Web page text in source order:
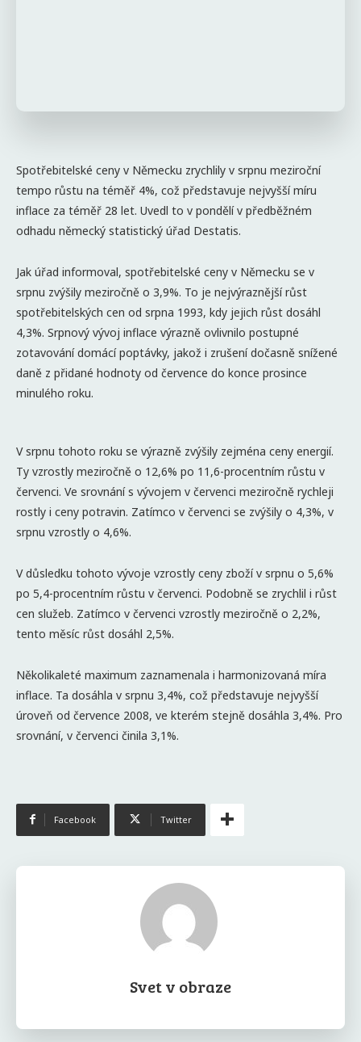
Spotřebitelské ceny v Německu zrychlily v srpnu meziroční
tempo růstu na téměř 4%, což představuje nejvyšší míru
inflace za téměř 28 let. Uvedl to v pondělí v předběžném
odhadu německý statistický úřad Destatis.
Jak úřad informoval, spotřebitelské ceny v Německu se v
srpnu zvýšily meziročně o 3,9%. To je nejvýraznější růst
spotřebitelských cen od srpna 1993, kdy jejich růst dosáhl
4,3%. Srpnový vývoj inflace výrazně ovlivnilo postupné
zotavování domácí poptávky, jakož i zrušení dočasně snížené
daně z přidané hodnoty od července do konce prosince
minulého roku.
V srpnu tohoto roku se výrazně zvýšily zejména ceny energií.
Ty vzrostly meziročně o 12,6% po 11,6-procentním růstu v
červenci. Ve srovnání s vývojem v červenci meziročně rychleji
rostly i ceny potravin. Zatímco v červenci se zvýšily o 4,3%, v
srpnu vzrostly o 4,6%.
V důsledku tohoto vývoje vzrostly ceny zboží v srpnu o 5,6%
po 5,4-procentním růstu v červenci. Podobně se zrychlil i růst
cen služeb. Zatímco v červenci vzrostly meziročně o 2,2%,
tento měsíc růst dosáhl 2,5%.
Několikaleté maximum zaznamenala i harmonizovaná míra
inflace. Ta dosáhla v srpnu 3,4%, což představuje nejvyšší
úroveň od července 2008, ve kterém stejně dosáhla 3,4%. Pro
srovnání, v červenci činila 3,1%.
Facebook Twitter
Svet v obraze